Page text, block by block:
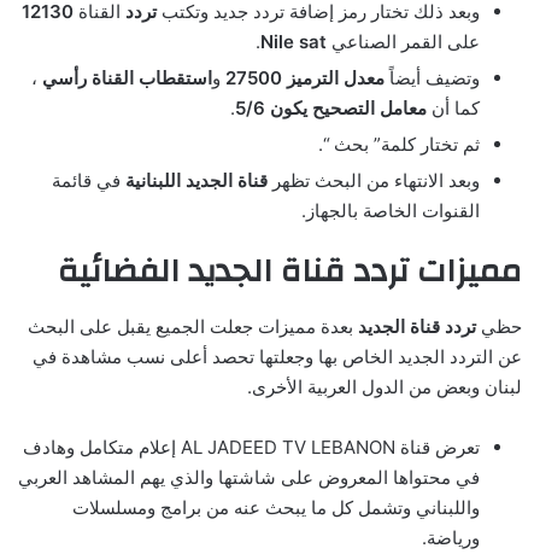
وبعد ذلك تختار رمز إضافة تردد جديد وتكتبتردد القناة 12130
على القمر الصناعي Nile sat
.
وتضيف أيضاً معدل الترميز 27500 و استقطاب القناة رأسي ،
كما أن معامل التصحيح يكون 5/6
.
ثم تختار كلمة” بحث “.
وبعد الانتهاء من البحث تظهر قناة الجديد اللبنانية في قائمة
القنوات الخاصة بالجهاز.
مميزات تردد قناة الجديد الفضائية
حظيتردد قناة الجديد بعدة مميزات جعلت الجميع يقبل على البحث
عن التردد الجديد الخاص بها وجعلتها تحصد أعلى نسب مشاهدة في
لبنان وبعض من الدول العربية الأخرى.
تعرض قناة AL JADEED TV LEBANON إعلام متكامل وهادف
في محتواها المعروض على شاشتها والذي يهم المشاهد العربي
واللبناني وتشمل كل ما يبحث عنه من برامج ومسلسلات
ورياضة.